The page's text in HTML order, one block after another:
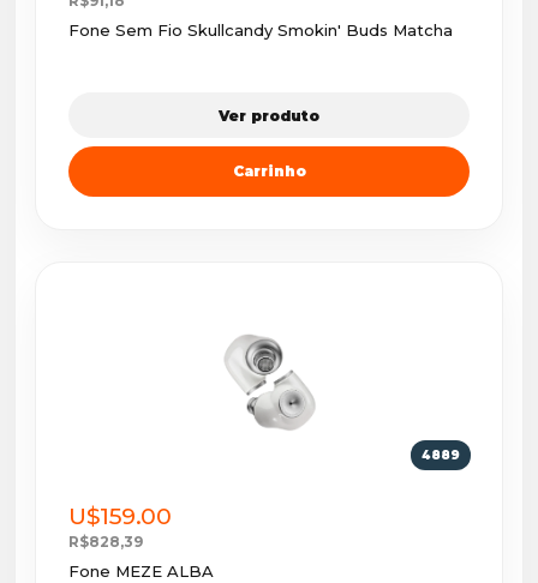
Fone Sem Fio Skullcandy Smokin' Buds Matcha
Ver produto
Carrinho
4889
U$159.00
R$828,39
Fone MEZE ALBA